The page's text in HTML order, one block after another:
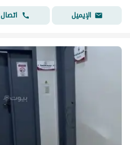
الإيميل
اتصال